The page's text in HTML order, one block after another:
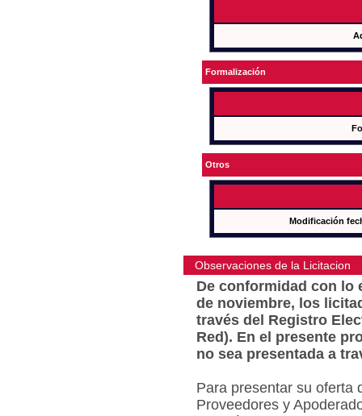
Formalización
Otros
Modificación
Observaciones de la Licitacion
De conformidad con lo
de noviembre, los
través del Registro
Red). En el presente
no sea presentada a
Para presentar su oferta
Proveedores y